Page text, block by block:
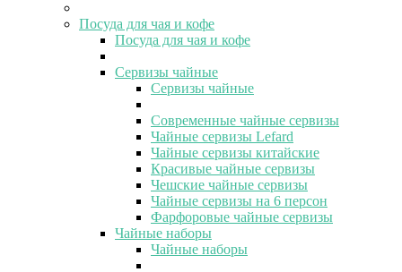
Посуда для чая и кофе
Посуда для чая и кофе
Сервизы чайные
Сервизы чайные
Современные чайные сервизы
Чайные сервизы Lefard
Чайные сервизы китайские
Красивые чайные сервизы
Чешские чайные сервизы
Чайные сервизы на 6 персон
Фарфоровые чайные сервизы
Чайные наборы
Чайные наборы